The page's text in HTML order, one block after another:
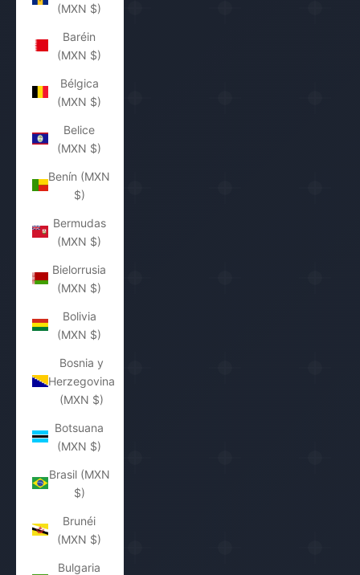
(MXN $)
Baréin
(MXN $)
Bélgica
(MXN $)
Belice
(MXN $)
Benín (MXN
$)
Bermudas
(MXN $)
Bielorrusia
(MXN $)
Bolivia
(MXN $)
Bosnia y
Herzegovina
(MXN $)
Botsuana
(MXN $)
Brasil (MXN
$)
Brunéi
(MXN $)
Bulgaria